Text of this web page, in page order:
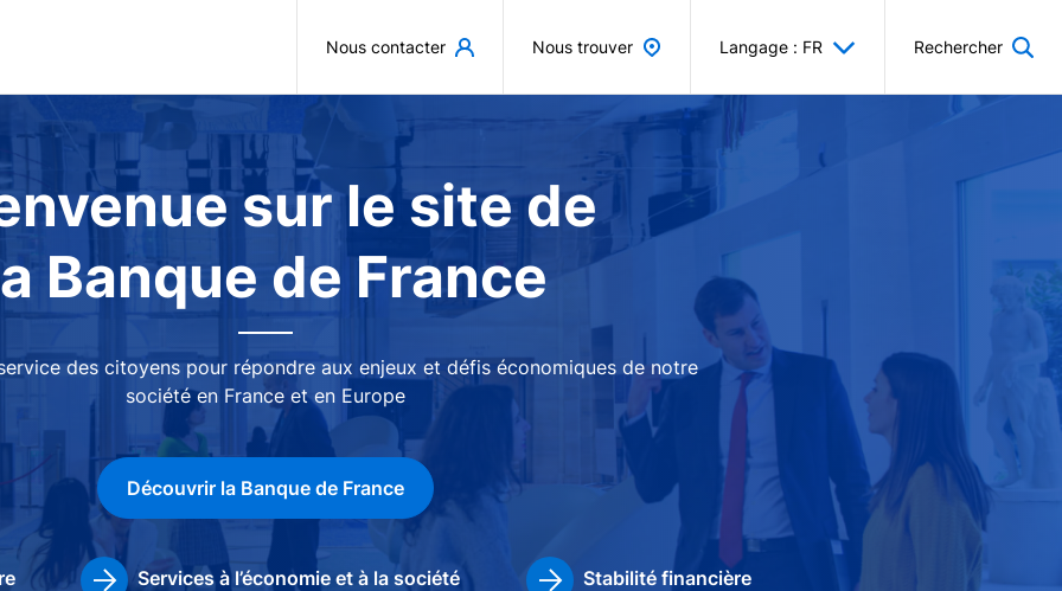
Nous contacter Nous trouver Langage : FR Rechercher
sur le site de
Banque de France
des citoyens pour répondre aux enjeux et défis économiques de notre
société en France et en Europe
Découvrir la Banque de France
Services à l’économie et à la société Stabilité financière